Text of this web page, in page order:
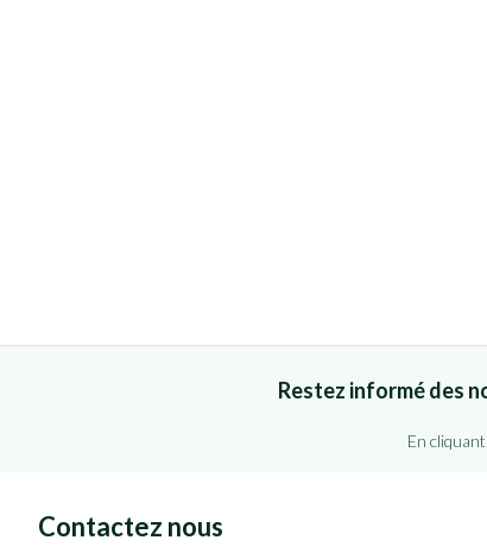
Restez informé des
En
Contactez nous